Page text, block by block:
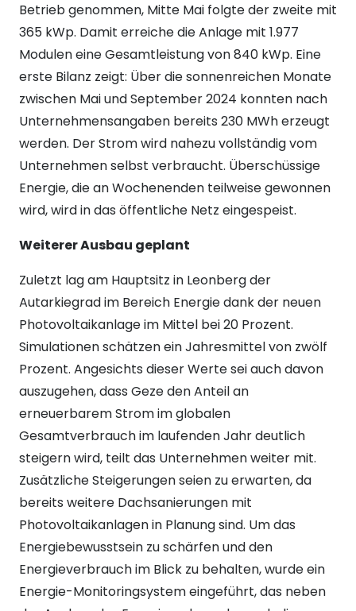
Betrieb genommen, Mitte Mai folgte der zweite mit
365 kWp. Damit erreiche die Anlage mit 1.977
Modulen eine Gesamtleistung von 840 kWp. Eine
erste Bilanz zeigt: Über die sonnenreichen Monate
zwischen Mai und September 2024 konnten nach
Unternehmensangaben bereits 230 MWh erzeugt
werden. Der Strom wird nahezu vollständig vom
Unternehmen selbst verbraucht. Überschüssige
Energie, die an Wochenenden teilweise gewonnen
wird, wird in das öffentliche Netz eingespeist.
Weiterer Ausbau geplant
Zuletzt lag am Hauptsitz in Leonberg der
Autarkiegrad im Bereich Energie dank der neuen
Photovoltaikanlage im Mittel bei 20 Prozent.
Simulationen schätzen ein Jahresmittel von zwölf
Prozent. Angesichts dieser Werte sei auch davon
auszugehen, dass Geze den Anteil an
erneuerbarem Strom im globalen
Gesamtverbrauch im laufenden Jahr deutlich
steigern wird, teilt das Unternehmen weiter mit.
Zusätzliche Steigerungen seien zu erwarten, da
bereits weitere Dachsanierungen mit
Photovoltaikanlagen in Planung sind. Um das
Energiebewusstsein zu schärfen und den
Energieverbrauch im Blick zu behalten, wurde ein
Energie-Monitoringsystem eingeführt, das neben